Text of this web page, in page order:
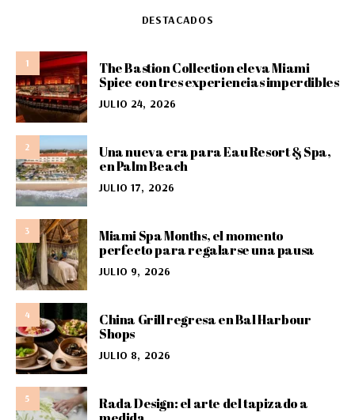
DESTACADOS
1
The Bastion Collection eleva Miami
Spice con tres experiencias imperdibles
JULIO 24, 2026
2
Una nueva era para Eau Resort & Spa,
en Palm Beach
JULIO 17, 2026
3
Miami Spa Months, el momento
perfecto para regalarse una pausa
JULIO 9, 2026
4
China Grill regresa en Bal Harbour
Shops
JULIO 8, 2026
5
Rada Design: el arte del tapizado a